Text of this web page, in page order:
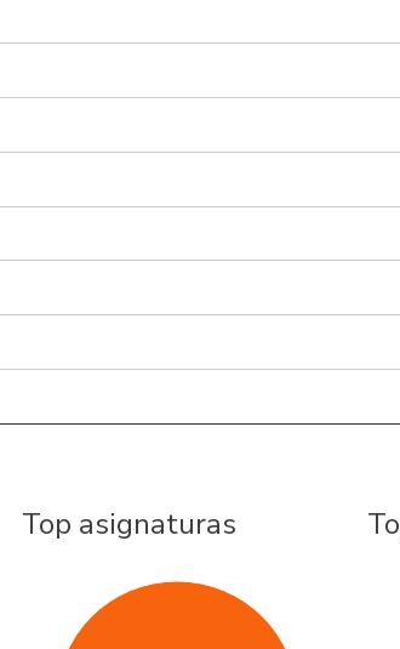
Top asignaturas